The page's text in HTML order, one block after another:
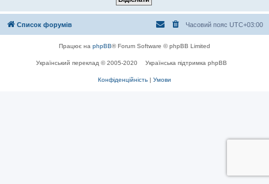
Список форумів Часовий пояс UTC+03:00
Працює на phpBB® Forum Software © phpBB Limited
Український переклад © 2005-2020 Українська підтримка phpBB
Конфіденційність | Умови